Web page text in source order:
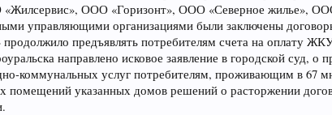
«Жилсервис», ООО «Горизонт», ООО «Северное жилье»,
управляющими организациями были заключены
предъявлять потребителям счета на оплату
направлено исковое заявление в городской суд, о
коммунальных услуг потребителям, проживающим в 67
помещений указанных домов решений о расторжении